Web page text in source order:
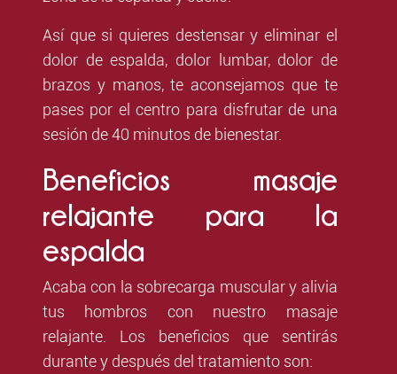
Así que si quieres destensar y eliminar el
dolor de espalda, dolor lumbar, dolor de
brazos y manos, te aconsejamos que te
pases por el centro para disfrutar de una
sesión de 40 minutos de bienestar.
Beneficios masaje
relajante para la
espalda
Acaba con la sobrecarga muscular y alivia
tus hombros con nuestro masaje
relajante. Los beneficios que sentirás
durante y después del tratamiento son: